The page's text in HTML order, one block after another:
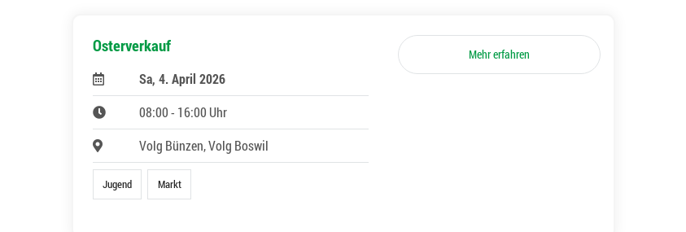
Osterverkauf
Sa, 4. April 2026
08:00 - 16:00 Uhr
Volg Bünzen, Volg Boswil
Jugend Markt
Mehr erfahren